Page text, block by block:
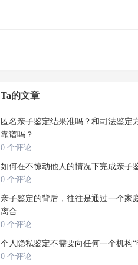
Ta的文章
匿名亲子鉴定结果准吗？和司法鉴定
靠谱吗？
0 个评论
如何在不惊动他人的情况下完成亲子
0 个评论
亲子鉴定的背后，往往是通过一个家
离合
0 个评论
个人隐私鉴定不需要向任何一个机构“
0 个评论